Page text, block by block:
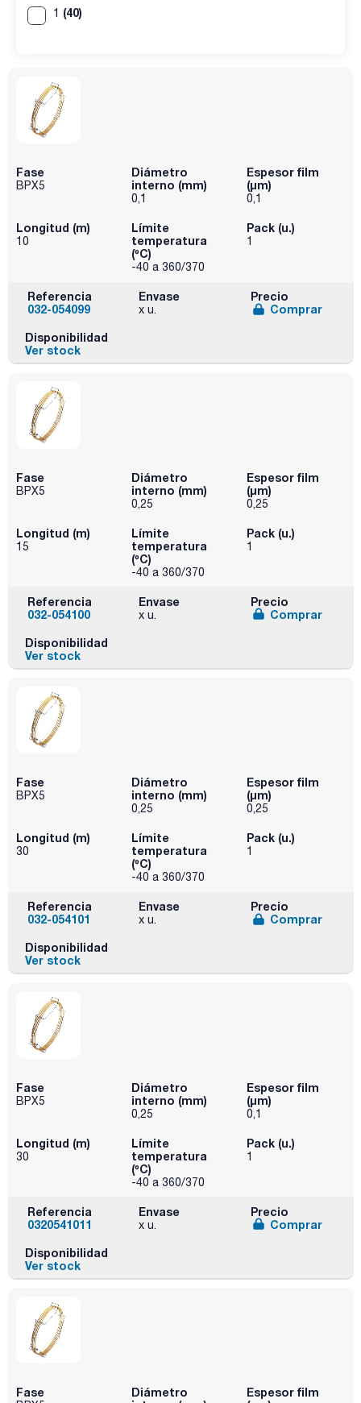
1 (40)
Fase
BPX5
Diámetro
interno (mm)
0,1
Espesor film
(µm)
0,1
Longitud (m)
10
Límite
temperatura
(ºC)
-40 a 360/370
Pack (u.)
1
Referencia
032-054099
Envase
x u.
Precio
Comprar
Disponibilidad
Ver stock
Fase
BPX5
Diámetro
interno (mm)
0,25
Espesor film
(µm)
0,25
Longitud (m)
15
Límite
temperatura
(ºC)
-40 a 360/370
Pack (u.)
1
Referencia
032-054100
Envase
x u.
Precio
Comprar
Disponibilidad
Ver stock
Fase
BPX5
Diámetro
interno (mm)
0,25
Espesor film
(µm)
0,25
Longitud (m)
30
Límite
temperatura
(ºC)
-40 a 360/370
Pack (u.)
1
Referencia
032-054101
Envase
x u.
Precio
Comprar
Disponibilidad
Ver stock
Fase
BPX5
Diámetro
interno (mm)
0,25
Espesor film
(µm)
0,1
Longitud (m)
30
Límite
temperatura
(ºC)
-40 a 360/370
Pack (u.)
1
Referencia
0320541011
Envase
x u.
Precio
Comprar
Disponibilidad
Ver stock
Fase
Diámetro
Espesor film